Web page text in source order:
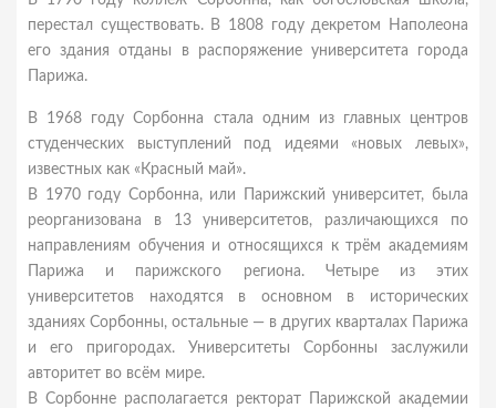
перестал существовать. В 1808 году декретом Наполеона
его здания отданы в распоряжение университета города
Парижа.
В 1968 году Сорбонна стала одним из главных центров
студенческих выступлений под идеями «новых левых»,
известных как «Красный май».
В 1970 году Сорбонна, или Парижский университет, была
реорганизована в 13 университетов, различающихся по
направлениям обучения и относящихся к трём академиям
Парижа и парижского региона. Четыре из этих
университетов находятся в основном в исторических
зданиях Сорбонны, остальные — в других кварталах Парижа
и его пригородах. Университеты Сорбонны заслужили
авторитет во всём мире.
В Сорбонне располагается ректорат Парижской академии